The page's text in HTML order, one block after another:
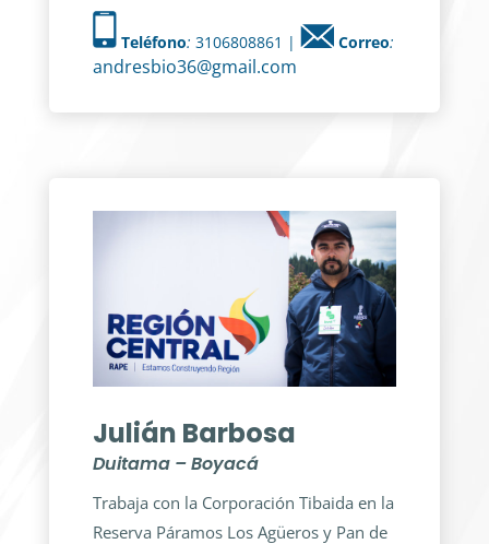
Teléfono: 3106808861 | Correo:
andresbio36@gmail.com
Julián Barbosa
Duitama – Boyacá
Trabaja con la Corporación Tibaida en la
Reserva Páramos Los Agüeros y Pan de